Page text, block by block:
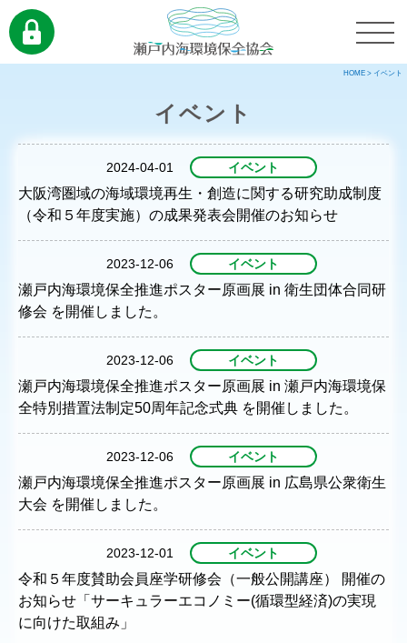
HOME > イベント
イベント
2024-04-01 イベント
大阪湾圏域の海域環境再生・創造に関する研究助成制度
（令和５年度実施）の成果発表会開催のお知らせ
2023-12-06 イベント
瀬戸内海環境保全推進ポスター原画展 in 衛生団体合同研
修会 を開催しました。
2023-12-06 イベント
瀬戸内海環境保全推進ポスター原画展 in 瀬戸内海環境保
全特別措置法制定50周年記念式典 を開催しました。
2023-12-06 イベント
瀬戸内海環境保全推進ポスター原画展 in 広島県公衆衛生
大会 を開催しました。
2023-12-01 イベント
令和５年度賛助会員座学研修会（一般公開講座） 開催の
お知らせ「サーキュラーエコノミー(循環型経済)の実現
に向けた取組み」